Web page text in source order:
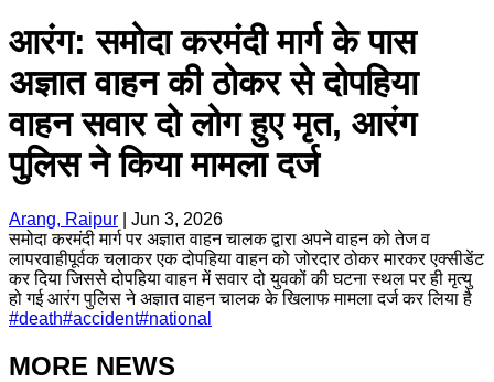
आरंग: समोदा करमंदी मार्ग के पास
अज्ञात वाहन की ठोकर से दोपहिया
वाहन सवार दो लोग हुए मृत, आरंग
पुलिस ने किया मामला दर्ज
Arang, Raipur
Jun 3, 2026
समोदा करमंदी मार्ग पर अज्ञात वाहन चालक द्वारा अपने वाहन को तेज व
लापरवाहीपूर्वक चलाकर एक दोपहिया वाहन को जोरदार ठोकर मारकर एक्सीडेंट
कर दिया जिससे दोपहिया वाहन में सवार दो युवकों की घटना स्थल पर ही मृत्यु
हो गई आरंग पुलिस ने अज्ञात वाहन चालक के खिलाफ मामला दर्ज कर लिया है
#death#accident#national
MORE NEWS